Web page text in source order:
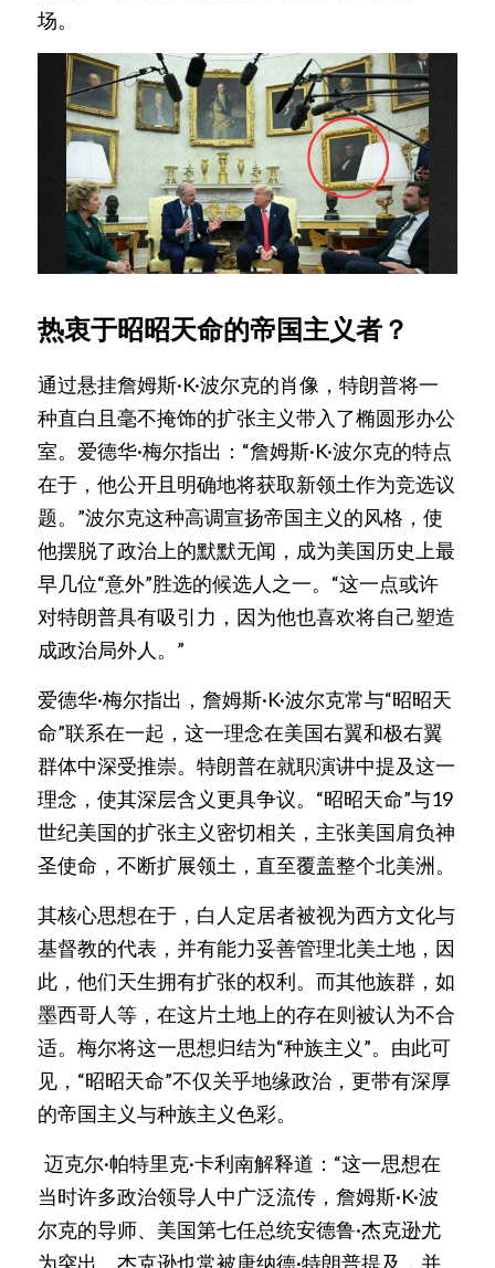
场。
热衷于昭昭天命的帝国主义者？
通过悬挂詹姆斯·K·波尔克的肖像，特朗普将一
种直白且毫不掩饰的扩张主义带入了椭圆形办公
室。爱德华·梅尔指出：“詹姆斯·K·波尔克的特点
在于，他公开且明确地将获取新领土作为竞选议
题。”波尔克这种高调宣扬帝国主义的风格，使
他摆脱了政治上的默默无闻，成为美国历史上最
早几位“意外”胜选的候选人之一。“这一点或许
对特朗普具有吸引力，因为他也喜欢将自己塑造
成政治局外人。”
爱德华·梅尔指出，詹姆斯·K·波尔克常与“昭昭天
命”联系在一起，这一理念在美国右翼和极右翼
群体中深受推崇。特朗普在就职演讲中提及这一
理念，使其深层含义更具争议。“昭昭天命”与19
世纪美国的扩张主义密切相关，主张美国肩负神
圣使命，不断扩展领土，直至覆盖整个北美洲。
其核心思想在于，白人定居者被视为西方文化与
基督教的代表，并有能力妥善管理北美土地，因
此，他们天生拥有扩张的权利。而其他族群，如
墨西哥人等，在这片土地上的存在则被认为不合
适。梅尔将这一思想归结为“种族主义”。由此可
见，“昭昭天命”不仅关乎地缘政治，更带有深厚
的帝国主义与种族主义色彩。
当时许多政治领导人中广泛流传，詹姆斯·K·波
尔克的导师、美国第七任总统安德鲁·杰克逊尤
为突出。杰克逊也常被唐纳德·特朗普提及，并